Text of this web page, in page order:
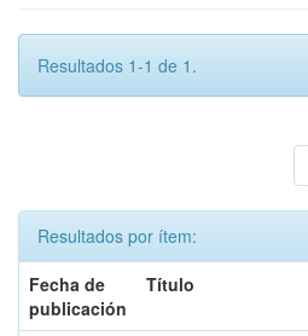
Resultados 1-1 de 1.
Resultados por ítem:
Fecha de
publicación
Título